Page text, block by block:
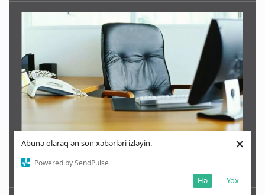
Abunə olaraq ən son xəbərləri izləyin.
Powered by SendPulse
Yox
Hə
×
Azərbaycanda bu rayonlarda icra başçısı yoxdur -SİYAHI